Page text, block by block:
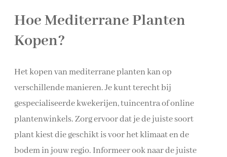
Hoe Mediterrane Planten
Kopen?
Het kopen van mediterrane planten kan op
verschillende manieren. Je kunt terecht bij
gespecialiseerde kwekerijen, tuincentra of online
plantenwinkels. Zorg ervoor dat je de juiste soort
plant kiest die geschikt is voor het klimaat en de
bodem in jouw regio. Informeer ook naar de juiste